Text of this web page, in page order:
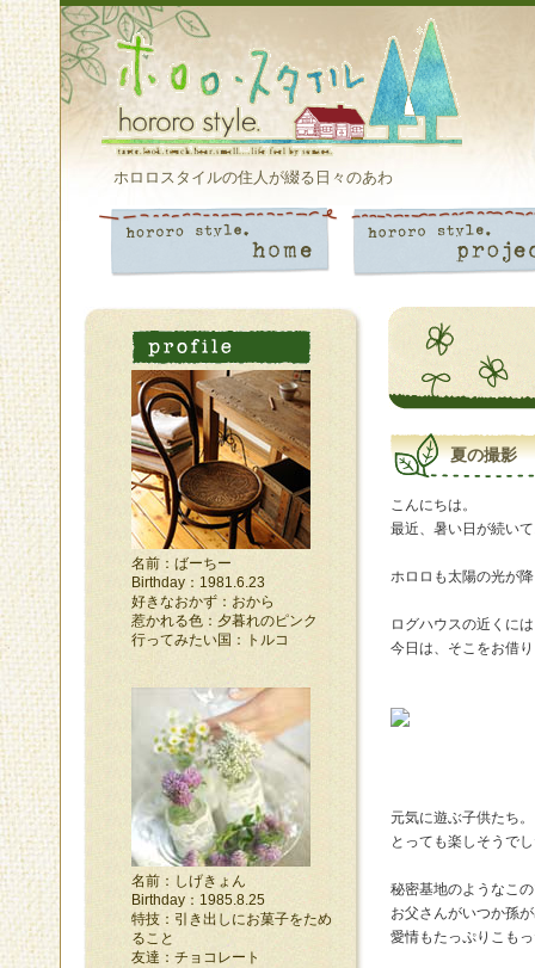
ホロロスタイルの住人が綴る日々のあわ
名前：ばーちー
Birthday：1981.6.23
好きなおかず：おから
惹かれる色：夕暮れのピンク
行ってみたい国：トルコ
名前：しげきょん
Birthday：1985.8.25
特技：引き出しにお菓子をため
ること
友達：チョコレート
夏の撮影
こんにちは。
最近、暑い日が続い
ホロロも太陽の光が
ログハウスの近くに
今日は、そこをお借
元気に遊ぶ子供たち。
とっても楽しそうで
秘密基地のようなこ
お父さんがいつか孫
愛情もたっぷりこも